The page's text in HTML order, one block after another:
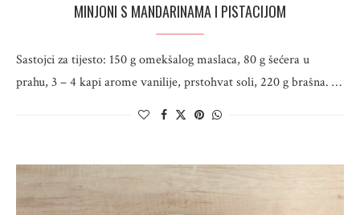
MINJONI S MANDARINAMA I PISTACIJOM
Sastojci za tijesto: 150 g omekšalog maslaca, 80 g šećera u
prahu, 3 – 4 kapi arome vanilije, prstohvat soli, 220 g brašna. …